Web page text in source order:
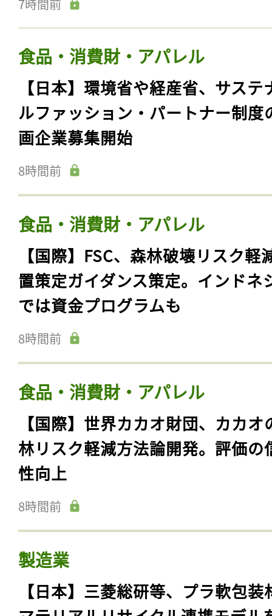
7時間前
食品・消費財・アパレル
【日本】環境省や経産省、サステ
ルファッション・パートナー制度
画企業募集開始
8時間前
食品・消費財・アパレル
【国際】FSC、森林破壊リスク軽
置策定ガイダンス策定。インドネ
では資金プログラムも
8時間前
食品・消費財・アパレル
【国際】世界カカオ財団、カカオ
林リスク軽減方法論開発。評価の
性向上
8時間前
製造業
【日本】三菱総研等、プラ軟包装